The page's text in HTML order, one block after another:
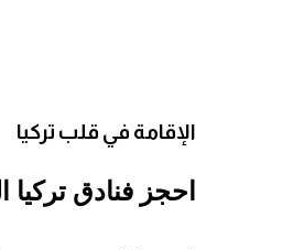
الإقامة في قلب تركيا
احجز فنادق تركيا